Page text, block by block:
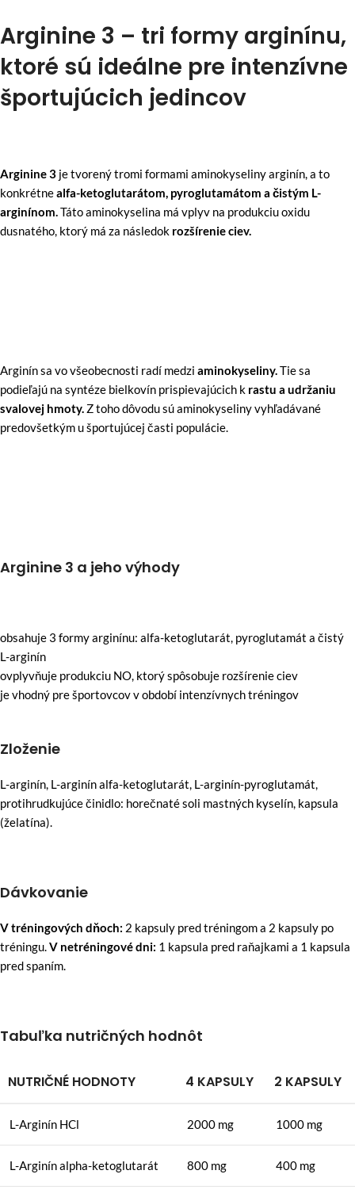
Arginine 3 – tri formy arginínu,
ktoré sú ideálne pre intenzívne
športujúcich jedincov
Arginine 3 je tvorený tromi formami aminokyseliny arginín, a to
konkrétnealfa-ketoglutarátom, pyroglutamátom a čistým L-
arginínom.Táto aminokyselina má vplyv na produkciu oxidu
dusnatého, ktorý má za následok rozšírenie ciev.
Arginín sa vo všeobecnosti radí medzi aminokyseliny.Tie sa
podieľajú na syntéze bielkovín prispievajúcich k rastu a udržaniu
svalovej hmoty. Z toho dôvodu sú aminokyseliny vyhľadávané
predovšetkým u športujúcej časti populácie.
Arginine 3 a jeho výhody
obsahuje 3 formy arginínu: alfa-ketoglutarát, pyroglutamát a čistý
L-arginín
ovplyvňuje produkciu NO, ktorý spôsobuje rozšírenie ciev
je vhodný pre športovcov v období intenzívnych tréningov
Zloženie
L-arginín, L-arginín alfa-ketoglutarát, L-arginín-pyroglutamát,
protihrudkujúce činidlo: horečnaté soli mastných kyselín, kapsula
(želatína).
Dávkovanie
V tréningových dňoch: 2 kapsuly pred tréningom a 2 kapsuly po
tréningu.V netréningové dni: 1 kapsula pred raňajkami a 1 kapsula
pred spaním.
Tabuľka nutričných hodnôt
NUTRIČNÉ HODNOTY 4 KAPSULY 2 KAPSULY
L-Arginín HCl 2000 mg 1000 mg
L-Arginín alpha-ketoglutarát 800 mg 400 mg